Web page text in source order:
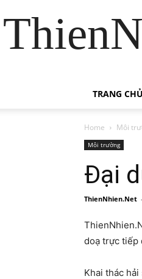
TRANG CHỦ
Home Môi
Môi trường
Đại
ThienNhien.Net -
doạ trực tiếp
Khai thác